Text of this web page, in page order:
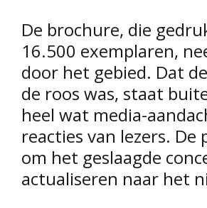
De brochure, die
16.500 exemplaren,
door het gebied. Dat
de roos was, staat
heel wat media-
reacties van lezers.
om het geslaagde
actualiseren naar het